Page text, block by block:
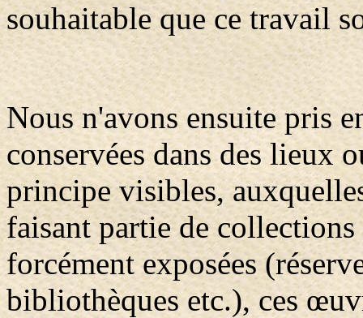
souhaitable que ce travail
Nous n'avons ensuite pris
conservées dans des lieux
principe visibles,
faisant partie de
forcément exposées
bibliothèques etc.), ces